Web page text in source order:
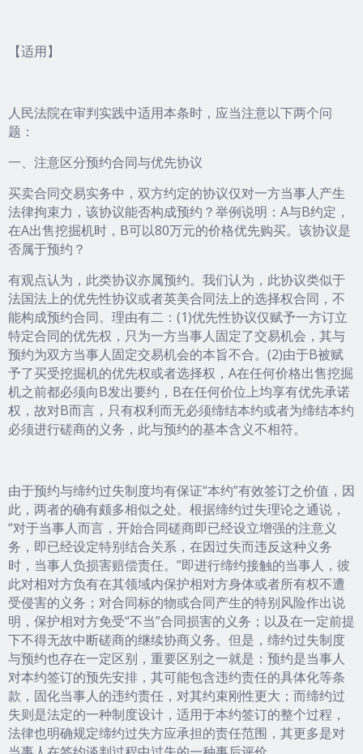
【适用】
人民法院在审判实践中适用本条时，应当注意以下两个问
题：
一、注意区分预约合同与优先协议
买卖合同交易实务中，双方约定的协议仅对一方当事人产生
法律拘束力，该协议能否构成预约？举例说明：A与B约定，
在A出售挖掘机时，B可以80万元的价格优先购买。该协议是
否属于预约？
有观点认为，此类协议亦属预约。我们认为，此协议类似于
法国法上的优先性协议或者英美合同法上的选择权合同，不
能构成预约合同。理由有二：(1)优先性协议仅赋予一方订立
特定合同的优先权，只为一方当事人固定了交易机会，其与
预约为双方当事人固定交易机会的本旨不合。(2)由于B被赋
予了买受挖掘机的优先权或者选择权，A在任何价格出售挖掘
机之前都必须向B发出要约，B在任何价位上均享有优先承诺
权，故对B而言，只有权利而无必须缔结本约或者为缔结本约
必须进行磋商的义务，此与预约的基本含义不相符。
由于预约与缔约过失制度均有保证“本约”有效签订之价值，因
此，两者的确有颇多相似之处。根据缔约过失理论之通说，
“对于当事人而言，开始合同磋商即已经设立增强的注意义
务，即已经设定特别结合关系，在因过失而违反这种义务
时，当事人负损害赔偿责任。”即进行缔约接触的当事人，彼
此对相对方负有在其领域内保护相对方身体或者所有权不遭
受侵害的义务；对合同标的物或合同产生的特别风险作出说
明，保护相对方免受“不当”合同损害的义务；以及在一定前提
下不得无故中断磋商的继续协商义务。但是，缔约过失制度
与预约也存在一定区别，重要区别之一就是：预约是当事人
对本约签订的预先安排，其可能包含违约责任的具体化等条
款，固化当事人的违约责任，对其约束刚性更大；而缔约过
失则是法定的一种制度设计，适用于本约签订的整个过程，
法律也明确规定缔约过失方应承担的责任范围，其更多是对